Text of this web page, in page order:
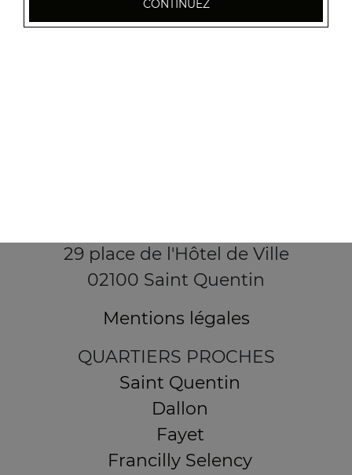
29 place de l'Hôtel de Ville
02100 Saint Quentin
Mentions légales
QUARTIERS PROCHES
Saint Quentin
Dallon
Fayet
Francilly Selency
CONTINUEZ